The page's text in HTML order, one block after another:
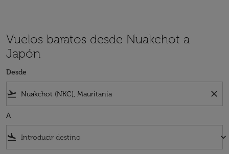
Vuelos baratos desde Nuakchot a
Japón
Desde
flight_takeoff close
A
flight_land keyboard_arrow_down